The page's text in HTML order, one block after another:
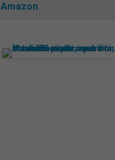
Amazon.